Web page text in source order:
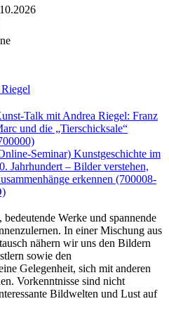
Talk mit Andrea Riegel: Franz
und die „Tierschicksale“
Seminar) Kunstgeschichte im
Jahrhundert – Bilder verstehen,
erkennen (700008-
Werke und spannende
In einer Mischung aus
nähern wir uns den Bildern
sowie den
Gelegenheit, sich mit anderen
Vorkenntnisse sind nicht
Bildwelten und Lust auf